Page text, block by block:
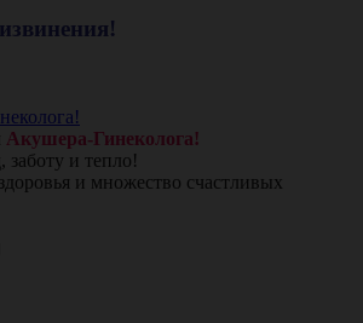
Акушера-Гинеколога!
заботу и тепло!
и множество счастливых